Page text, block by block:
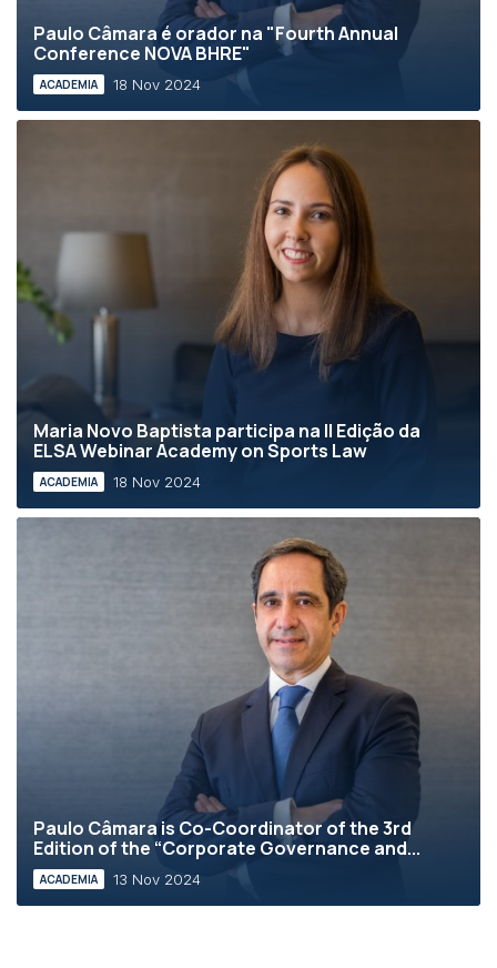
Paulo Câmara é orador na "Fourth Annual
Conference NOVA BHRE"
ACADEMIA 18 Nov 2024
Maria Novo Baptista participa na II Edição da
ELSA Webinar Academy on Sports Law
ACADEMIA 18 Nov 2024
Paulo Câmara is Co-Coordinator of the 3rd
Edition of the “Corporate Governance and...
ACADEMIA 13 Nov 2024